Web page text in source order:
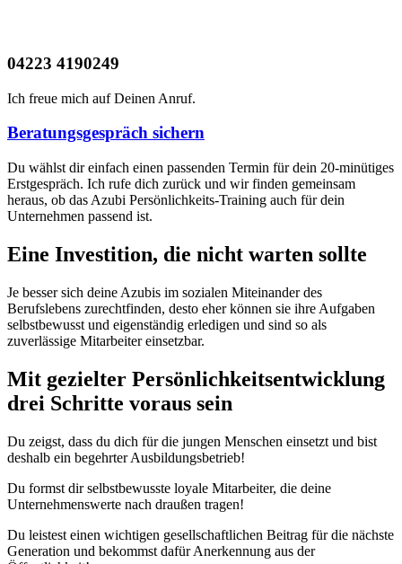
04223 4190249
Ich freue mich auf Deinen Anruf.
Beratungsgespräch sichern
Du wählst dir einfach einen passenden Termin für dein 20-minütiges
Erstgespräch. Ich rufe dich zurück und wir finden gemeinsam
heraus, ob das Azubi Persönlichkeits-Training auch für dein
Unternehmen passend ist.
Eine Investition, die nicht warten sollte
Je besser sich deine Azubis im sozialen Miteinander des
Berufslebens zurechtfinden, desto eher können sie ihre Aufgaben
selbstbewusst und eigenständig erledigen und sind so als
zuverlässige Mitarbeiter einsetzbar.
Mit gezielter Persönlichkeitsentwicklung
drei Schritte voraus sein
Du zeigst, dass du dich für die jungen Menschen einsetzt und bist
deshalb ein begehrter Ausbildungsbetrieb!
Du formst dir selbstbewusste loyale Mitarbeiter, die deine
Unternehmenswerte nach draußen tragen!
Du leistest einen wichtigen gesellschaftlichen Beitrag für die nächste
Generation und bekommst dafür Anerkennung aus der